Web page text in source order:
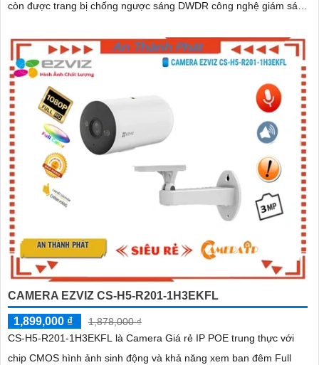
còn được trang bị chống ngược sáng DWDR công nghệ giám sát
và có khe cắm thẻ nhớ Micro SD 512GB với khả năng thu âm và
phát âm thanh to rõ
CAMERA EZVIZ CS-H5-R201-1H3EKFL
1,899,000 ₫
1,878,000 ₫
CS-H5-R201-1H3EKFL là Camera Giá rẻ IP POE trung thực với
chip CMOS hình ảnh sinh động và khả năng xem ban đêm Full